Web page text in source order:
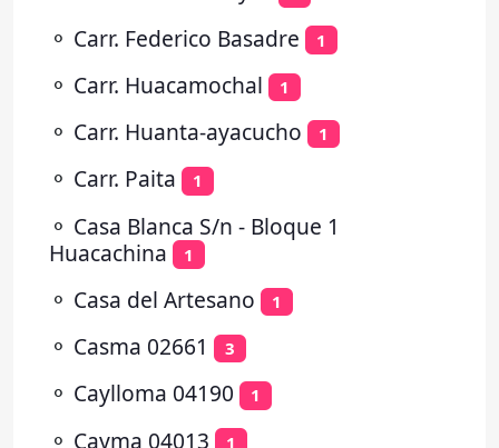
⚬ Carr. Federico Basadre 1
⚬ Carr. Huacamochal 1
⚬ Carr. Huanta-ayacucho 1
⚬ Carr. Paita 1
⚬ Casa Blanca S/n - Bloque 1
Huacachina
1
⚬ Casa del Artesano 1
⚬ Casma 02661 3
⚬ Caylloma 04190 1
⚬ Cayma 04013 1